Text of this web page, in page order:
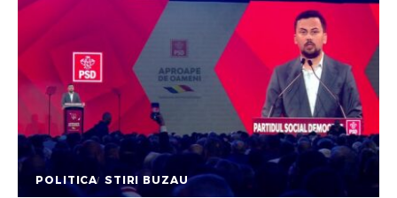
POLITICA STIRI BUZAU